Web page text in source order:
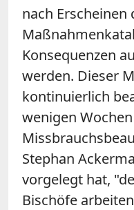
nach Erscheinen
Konsequenzen
werden. Dieser
kontinuierlich
wenigen
Stephan
vorgelegt hat,
Bischöfe